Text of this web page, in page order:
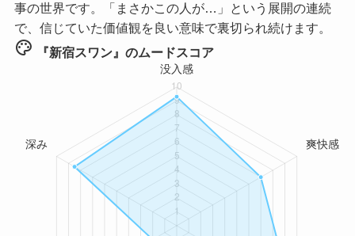
事の世界です。「まさかこの人が…」という展開の連続
で、信じていた価値観を良い意味で裏切られ続けます。
palette 『新宿スワン』のムードスコア